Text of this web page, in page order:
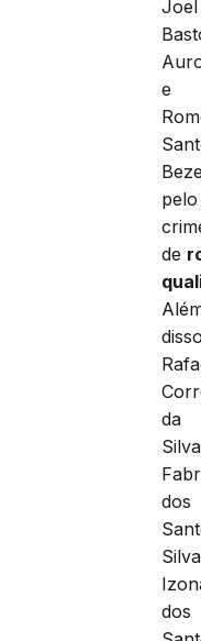
Joel
e
pelo
de
da
dos
dos